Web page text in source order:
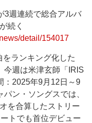
3週連続で総合アルバ
続く
detail/154017
ランキング化した
今週は米津玄師「IRIS
：2025年9月12日～9
ン・ソングスでは、
を合算したストリー
トでも首位デビュー